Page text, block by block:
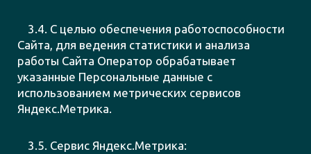
3.4. С целью обеспечения работоспособности
Сайта, для ведения статистики и анализа
работы Сайта Оператор обрабатывает
указанные Персональные данные с
использованием метрических сервисов
Яндекс.Метрика.
3.5. Сервис Яндекс.Метрика: